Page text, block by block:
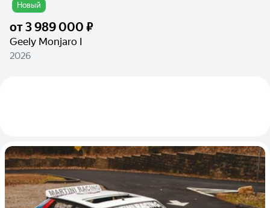
Новый
от3 989 000 ₽
Geely Monjaro I
2026